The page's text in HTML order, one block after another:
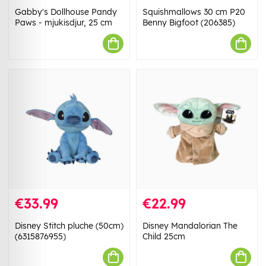
Gabby's Dollhouse Pandy
Paws - mjukisdjur, 25 cm
Squishmallows 30 cm P20
Benny Bigfoot (206385)
€33.99
Disney Stitch pluche (50cm)
(6315876955)
€22.99
Disney Mandalorian The
Child 25cm